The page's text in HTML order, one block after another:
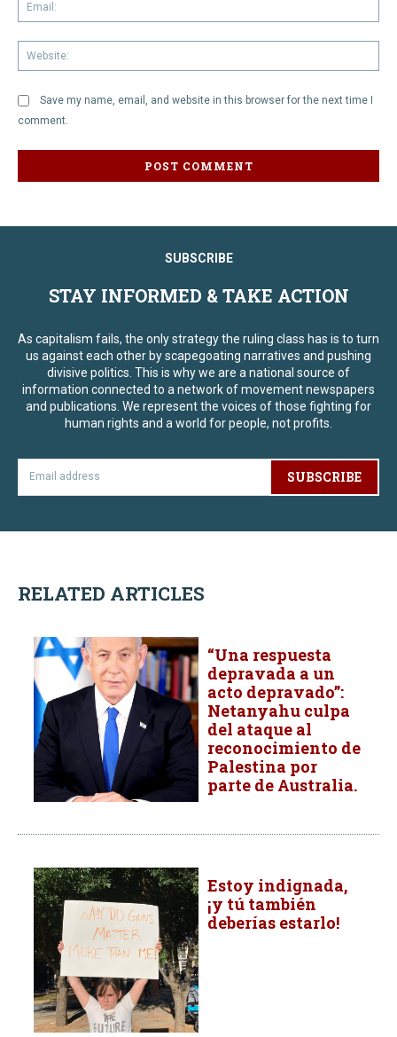
Save my name, email, and website in this browser for the next time I
comment.
SUBSCRIBE
STAY INFORMED & TAKE ACTION
As capitalism fails, the only strategy the ruling class has is to turn
us against each other by scapegoating narratives and pushing
divisive politics. This is why we are a national source of
information connected to a network of movement newspapers
and publications. We represent the voices of those fighting for
human rights and a world for people, not profits.
SUBSCRIBE
RELATED ARTICLES
“Una respuesta
depravada a un
acto depravado”: ​​
Netanyahu culpa
del ataque al
reconocimiento de
Palestina por
parte de Australia.
Estoy indignada,
¡y tú también
deberías estarlo!